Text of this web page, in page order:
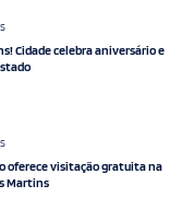
Cidade celebra aniversário e
oferece visitação gratuita na
Martins